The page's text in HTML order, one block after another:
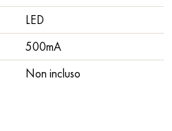
LED
500mA
Non incluso